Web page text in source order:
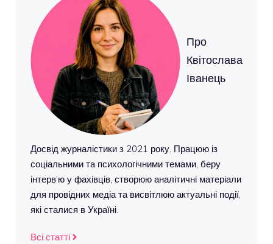
Про
Квітослава
Іванець
Досвід журналістики з 2021 року. Працюю із
соціальними та психологічними темами, беру
інтерв’ю у фахівців, створюю аналітичні матеріали
для провідних медіа та висвітлюю актуальні події,
які сталися в Україні.
Всі статті